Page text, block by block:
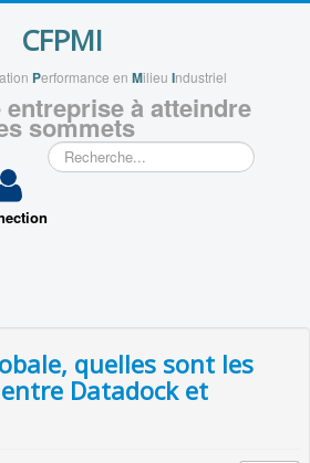
CFPMI
Performance en Milieu Industriel
à atteindre
sommets
Rechercher
quelles sont les
Datadock et